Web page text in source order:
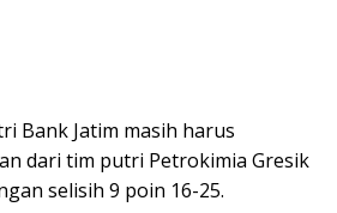
Bank Jatim masih harus
dari tim putri Petrokimia Gresik
selisih 9 poin 16-25.